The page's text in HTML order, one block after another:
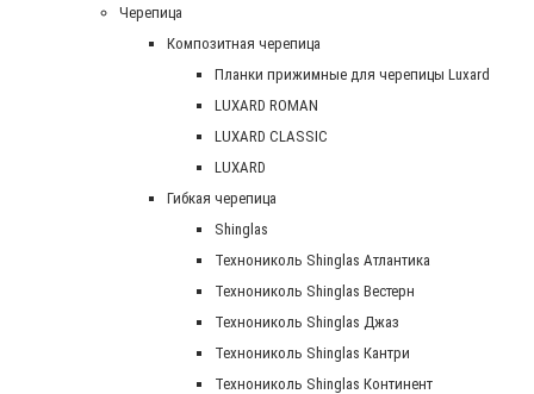
Черепица
Композитная черепица
Планки прижимные для черепицы Luxard
LUXARD ROMAN
LUXARD CLASSIC
LUXARD
Гибкая черепица
Shinglas
Технониколь Shinglas Атлантика
Технониколь Shinglas Вестерн
Технониколь Shinglas Джаз
Технониколь Shinglas Кантри
Технониколь Shinglas Континент